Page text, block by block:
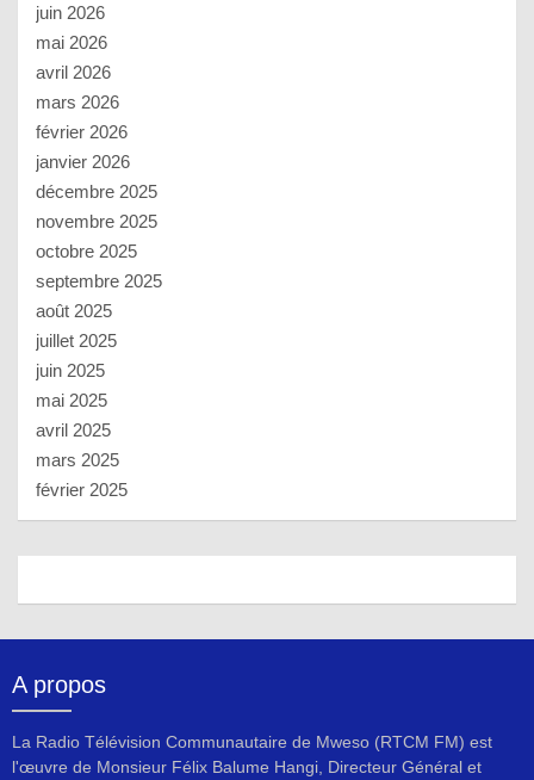
juin 2026
mai 2026
avril 2026
mars 2026
février 2026
janvier 2026
décembre 2025
novembre 2025
octobre 2025
septembre 2025
août 2025
juillet 2025
juin 2025
mai 2025
avril 2025
mars 2025
février 2025
A propos
La Radio Télévision Communautaire de Mweso (RTCM FM) est
l'œuvre de Monsieur Félix Balume Hangi, Directeur Général et